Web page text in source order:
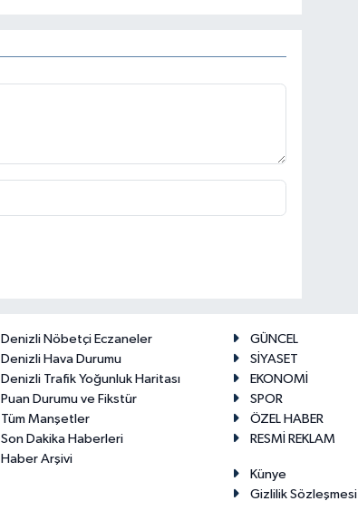
Denizli Nöbetçi Eczaneler
Denizli Hava Durumu
Denizli Trafik Yoğunluk Haritası
Puan Durumu ve Fikstür
Tüm Manşetler
Son Dakika Haberleri
Haber Arşivi
GÜNCEL
SİYASET
EKONOMİ
SPOR
ÖZEL HABER
RESMİ REKLAM
Künye
Gizlilik Sözleşmesi